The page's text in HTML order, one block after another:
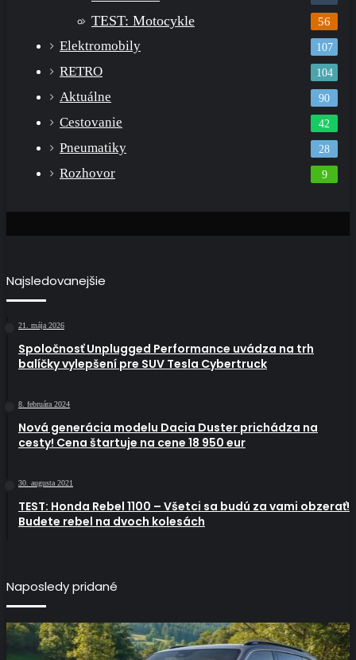
TEST: Motocykle 56
Elektromobily 107
RETRO 104
Aktuálne 90
Cestovanie 42
Pneumatiky 28
Rozhovor 9
Najsledovanejšie
21. mája 2026
Spoločnosť Unplugged Performance uvádza na trh
balíčky vylepšení pre SUV Tesla Cybertruck
8. februára 2024
Nová generácia modelu Dacia Duster prichádza na
cesty! Cena štartuje na cene 18 950 eur
30. augusta 2021
TEST: Honda Rebel 1100 – Všetci sa budú za vami obzerať!
Budete rebel na dvoch kolesách
Naposledy pridané